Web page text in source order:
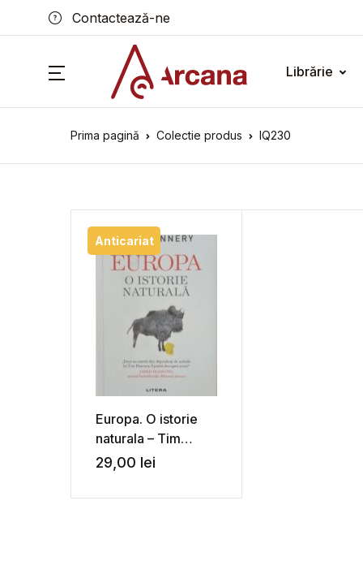
Contactează-ne
Librărie
Prima pagină Colectie produs IQ230
Anticariat
Europa. O istorie
naturala – Tim
Flannery
29,00 lei